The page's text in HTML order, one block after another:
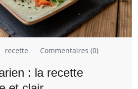
recette Commentaires (0)
: la recette